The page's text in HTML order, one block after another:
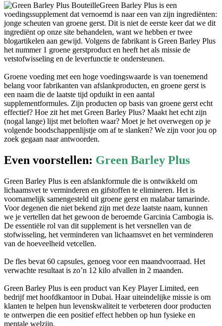
voedingssupplement dat vernoemd is naar een van zijn ingrediënten:
jonge scheuten van groene gerst. Dit is niet de eerste keer dat we dit
ingrediënt op onze site behandelen, want we hebben er twee
blogartikelen aan gewijd. Volgens de fabrikant is Green Barley Plus
het nummer 1 groene gerstproduct en heeft het als missie de
vetstofwisseling en de leverfunctie te ondersteunen.
belang voor fabrikanten van afslankproducten, en groene gerst is
een naam die de laatste tijd opduikt in een aantal
supplementformules. Zijn producten op basis van groene gerst echt
effectief? Hoe zit het met Green Barley Plus? Maakt het echt zijn
(nogal lange) lijst met beloften waar? Moet je het overwegen op je
volgende boodschappenlijstje om af te slanken? We zijn voor jou op
zoek gegaan naar antwoorden.
lichaamsvet te verminderen en gifstoffen te elimineren. Het is
voornamelijk samengesteld uit groene gerst en malabar tamarinde.
Voor degenen die niet bekend zijn met deze laatste naam, kunnen
we je vertellen dat het gewoon de beroemde Garcinia Cambogia is.
De essentiële rol van dit supplement is het versnellen van de
stofwisseling, het verminderen van lichaamsvet en het verminderen
van de hoeveelheid vetcellen.
verwachte resultaat is zo’n 12 kilo afvallen in 2 maanden.
bedrijf met hoofdkantoor in Dubai. Haar uiteindelijke missie is om
klanten te helpen hun levenskwaliteit te verbeteren door producten
te ontwerpen die een positief effect hebben op hun fysieke en
mentale welzijn.